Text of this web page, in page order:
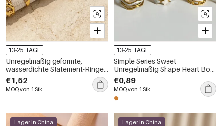
13-25 TAGE
Unregelmäßig geformte,
wasserdichte Statement-Ringe
aus Edelstahl in Goldfarbe mit
Strasssteinen
€1,52
MOQ von 1 Stk.
13-25 TAGE
Simple Series Sweet
Unregelmäßig Shape Heart Bow
Knot Edelstahl Wasserdichte
Statement-Ringe
€0,89
MOQ von 1 Stk.
Lager in China Lager in China